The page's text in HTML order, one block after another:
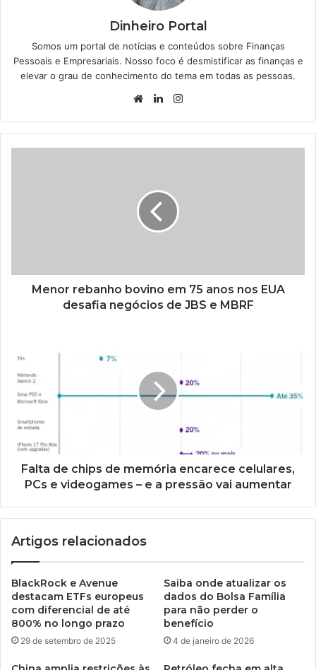
Dinheiro Portal
Somos um portal de notícias e conteúdos sobre Finanças
Pessoais e Empresariais. Nosso foco é desmistificar as finanças e
elevar o grau de conhecimento do tema em todas as pessoas.
WebsiteLinkedin
Menor rebanho bovino em 75 anos nos EUA
desafia negócios de JBS e MBRF
Falta de chips de memória encarece celulares,
PCs e videogames – e a pressão vai aumentar
Artigos relacionados
BlackRock e Avenue
destacam ETFs europeus
com diferencial de até
800% no longo prazo
29 de setembro de 2025
Saiba onde atualizar os
dados do Bolsa Família
para não perder o
benefício
4 de janeiro de 2026